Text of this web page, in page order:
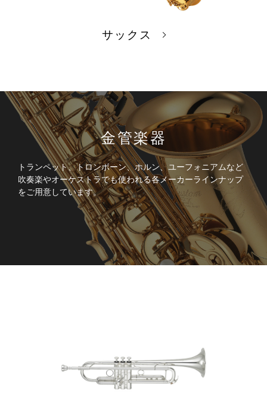
サックス
金管楽器
トランペット、トロンボーン、ホルン、ユーフォニアムなど
吹奏楽やオーケストラでも使われる各メーカーラインナップ
をご用意しています。